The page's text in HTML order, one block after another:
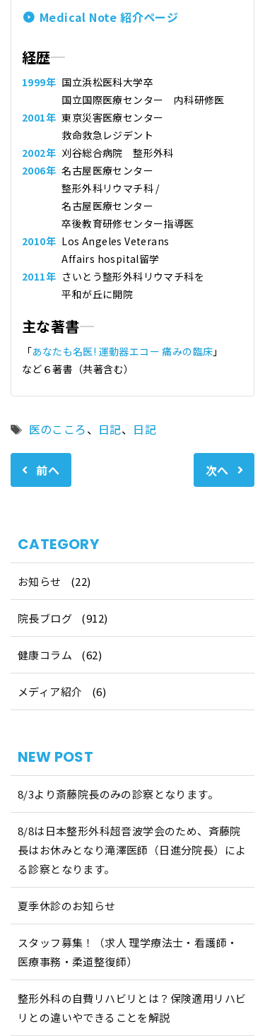
タ
医のこころ、 日記、 日記
Medical Note 紹介ページ
経歴
1999年 国立浜松医科大学卒
国立国際医療センター 内科研修医
2001年 東京災害医療センター
救命救急レジデント
2002年 刈谷総合病院 整形外科
2006年 名古屋医療センター
整形外科リウマチ科 /
名古屋医療センター
卒後教育研修センター指導医
2010年 Los Angeles Veterans
Affairs hospital留学
2011年 さいとう整形外科リウマチ科を
平和が丘に開院
主な著書
「あなたも名医! 運動器エコー 痛みの臨床 」
など６著書（共著含む）
前へ 次へ
CATEGORY
お知らせ (22)
院長ブログ (912)
健康コラム (62)
メディア紹介 (6)
NEW POST
8/3より斎藤院長のみの診察となります。
8/8は日本整形外科超音波学会のため、斉藤院
長はお休みとなり滝澤医師（日進分院長）によ
る診察となります。
夏季休診のお知らせ
スタッフ募集！（求人 理学療法士・看護師・
医療事務・柔道整復師）
整形外科の自費リハビリとは？保険適用リハビ
リとの違いやできることを解説